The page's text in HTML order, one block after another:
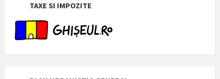
TAXE SI IMPOZITE